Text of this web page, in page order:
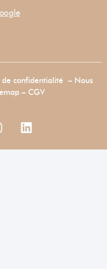
de confidentialité– Nous
– CGV